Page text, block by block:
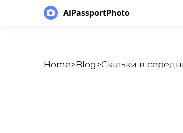
AiPassportPhoto
Home>Blog>